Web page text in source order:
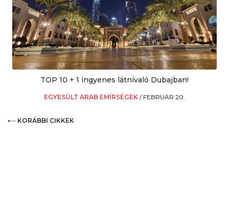
TOP 10 + 1 ingyenes látnivaló Dubajban!
EGYESÜLT ARAB EMÍRSÉGEK / FEBRUÁR 20.
KORÁBBI CIKKEK